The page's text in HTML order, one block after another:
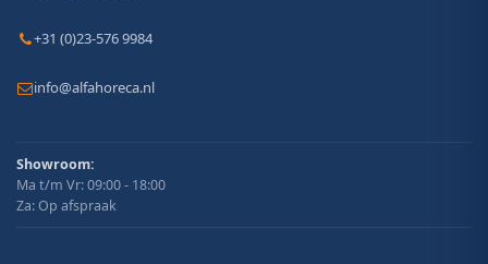
+31 (0)23-576 9984
info@alfahoreca.nl
Showroom:
Ma t/m Vr: 09:00 - 18:00
Za: Op afspraak